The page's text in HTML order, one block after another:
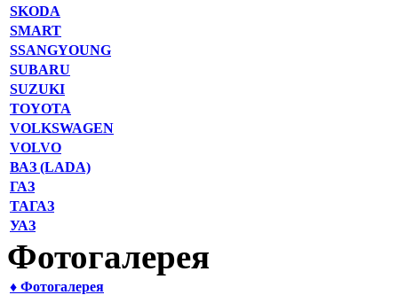
SKODA
SMART
SSANGYOUNG
SUBARU
SUZUKI
TOYOTA
VOLKSWAGEN
VOLVO
ВАЗ (LADA)
ГАЗ
ТАГАЗ
УАЗ
Фотогалерея
♦ Фотогалерея